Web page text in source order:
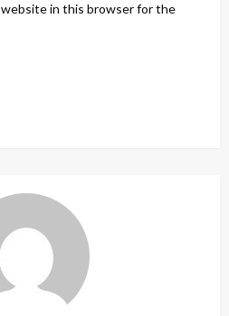
website in this browser for the